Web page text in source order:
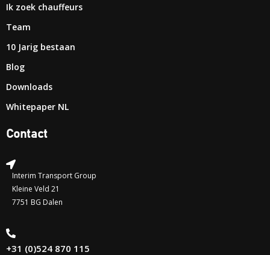
Ik zoek chauffeurs
Team
10 Jarig bestaan
Blog
Downloads
Whitepaper NL
Contact
Interim Transport Group
Kleine Veld 21
7751 BG Dalen
+31 (0)524 870 115